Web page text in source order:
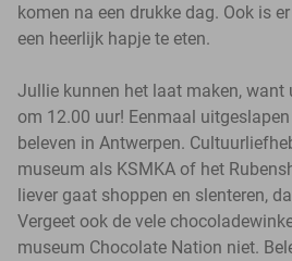
komen na een drukke dag. Ook is
een heerlijk hapje te eten.
Jullie kunnen het laat maken, want
om 12.00 uur! Eenmaal
beleven in Antwerpen.
museum als KSMKA of het
liever gaat shoppen en slenteren,
Vergeet ook de vele
museum Chocolate Nation niet.